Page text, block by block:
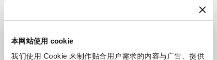
本网站使用 cookie
我们使用 Cookie 来制作贴合用户需求的内容与广告、提供